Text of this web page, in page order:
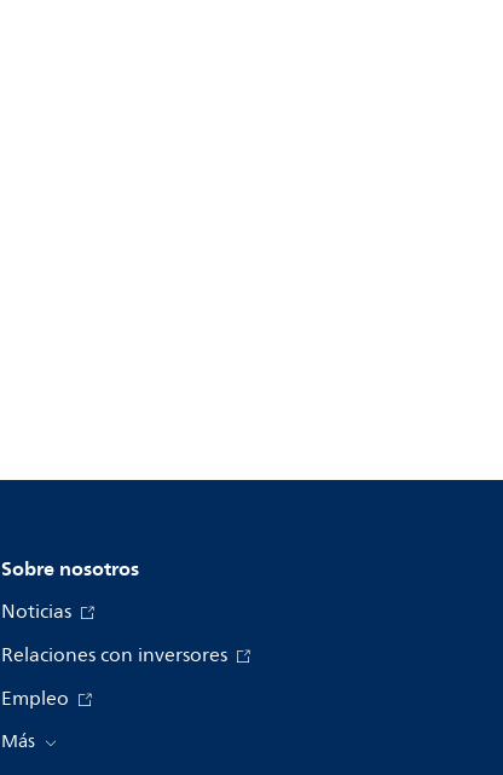
Sobre nosotros
Noticias
Relaciones con inversores
Empleo
Más